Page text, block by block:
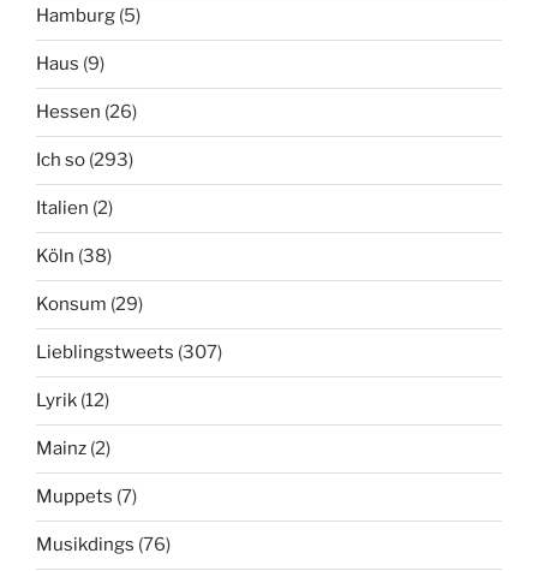
Hamburg (5)
Haus (9)
Hessen (26)
Ich so (293)
Italien (2)
Köln (38)
Konsum (29)
Lieblingstweets (307)
Lyrik (12)
Mainz (2)
Muppets (7)
Musikdings (76)